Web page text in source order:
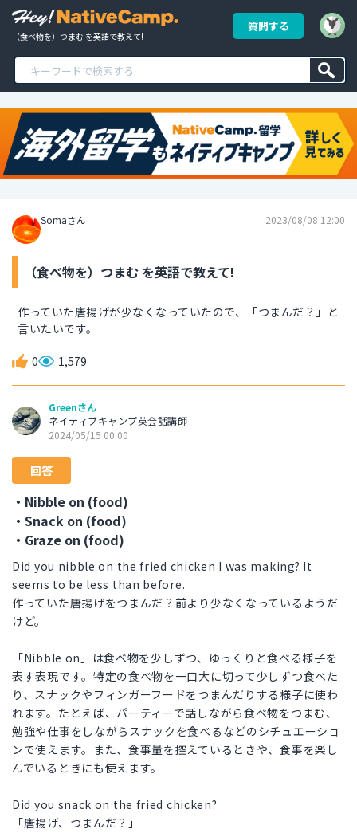
（食べ物を）つまむ を英語で教えて!
質問する
Somaさん 2023/08/08 12:00
（食べ物を）つまむ を英語で教えて!
作っていた唐揚げが少なくなっていたので、「つまんだ？」と
言いたいです。
0 1,579
Greenさん
ネイティブキャンプ英会話講師
2024/05/15 00:00
回答
・Nibble on (food)
・Snack on (food)
・Graze on (food)
Did you nibble on the fried chicken I was making? It
seems to be less than before.
作っていた唐揚げをつまんだ？前より少なくなっているようだ
けど。
「Nibble on」は食べ物を少しずつ、ゆっくりと食べる様子を
表す表現です。特定の食べ物を一口大に切って少しずつ食べた
り、スナックやフィンガーフードをつまんだりする様子に使わ
れます。たとえば、パーティーで話しながら食べ物をつまむ、
勉強や仕事をしながらスナックを食べるなどのシチュエーショ
ンで使えます。また、食事量を控えているときや、食事を楽し
んでいるときにも使えます。
Did you snack on the fried chicken?
「唐揚げ、つまんだ？」